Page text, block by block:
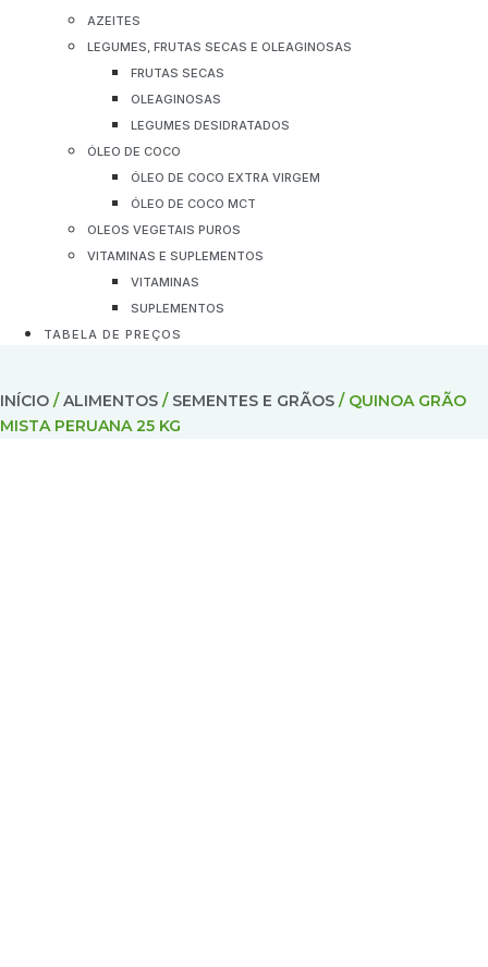
AZEITES
LEGUMES, FRUTAS SECAS E OLEAGINOSAS
FRUTAS SECAS
OLEAGINOSAS
LEGUMES DESIDRATADOS
ÓLEO DE COCO
ÓLEO DE COCO EXTRA VIRGEM
ÓLEO DE COCO MCT
OLEOS VEGETAIS PUROS
VITAMINAS E SUPLEMENTOS
VITAMINAS
SUPLEMENTOS
TABELA DE PREÇOS
INÍCIO /ALIMENTOS / SEMENTES E GRÃOS / QUINOA GRÃO
MISTA PERUANA 25 KG